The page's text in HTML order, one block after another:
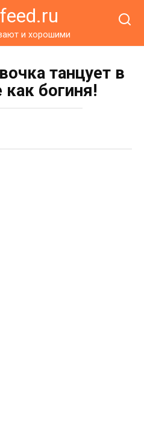
и хорошими
танцует в
как богиня!